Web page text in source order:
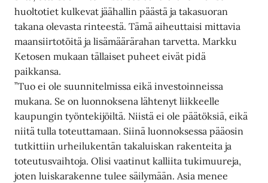
huoltotiet kulkevat jäähallin päästä ja takasuoran
takana olevasta rinteestä. Tämä aiheuttaisi mittavia
maansiirtotöitä ja lisämäärärahan tarvetta. Markku
Ketosen mukaan tällaiset puheet eivät pidä
paikkansa.
”Tuo ei ole suunnitelmissa eikä investoinneissa
mukana. Se on luonnoksena lähtenyt liikkeelle
kaupungin työntekijöiltä. Niistä ei ole päätöksiä, eikä
niitä tulla toteuttamaan. Siinä luonnoksessa pääosin
tutkittiin urheilukentän takaluiskan rakenteita ja
toteutusvaihtoja. Olisi vaatinut kalliita tukimuureja,
joten luiskarakenne tulee säilymään. Asia menee